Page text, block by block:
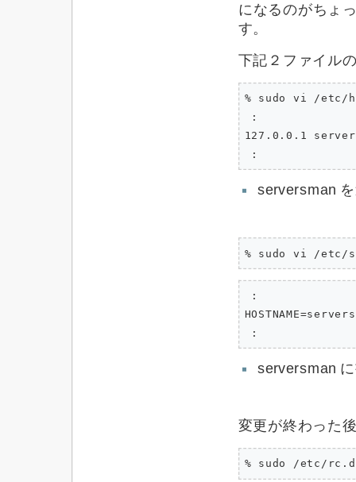
になるのがちょ
す。
下記２ファイル
% sudo vi /etc/
:
127.0.0.1
:
serversman
% sudo vi /etc/
:
:
serversman
変更が終わった
% sudo /etc/